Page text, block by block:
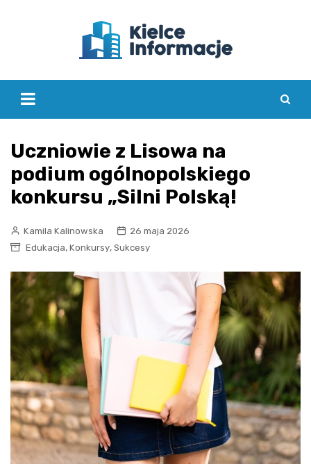
Uczniowie z Lisowa na
podium ogólnopolskiego
konkursu „Silni Polską!
Kamila Kalinowska
26 maja 2026
Edukacja, Konkursy, Sukcesy